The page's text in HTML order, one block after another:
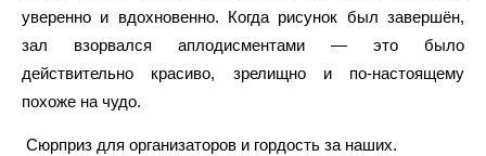
уверенно и вдохновенно. Когда рисунок был завершён,
зал взорвался аплодисментами — это было
действительно красиво, зрелищно и по-настоящему
похоже на чудо.
Сюрприз для организаторов и гордость за наших.